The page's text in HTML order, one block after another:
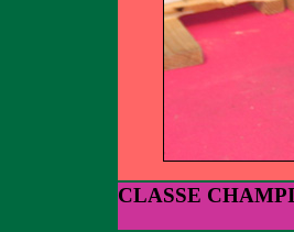
CLASSE